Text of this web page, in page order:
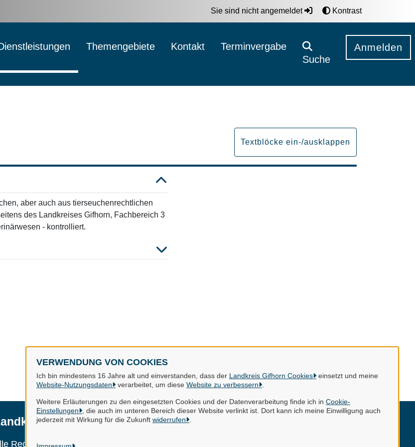
VERWENDUNG VON COOKIES
Ich bin mindestens 16 Jahre alt und einverstanden, dass der Landkreis Gifhorn Cookies
einsetzt und meine
Website-Nutzungsdaten
verarbeitet, um diese Website zu verbessern
Weitere Erläuterungen zu den eingesetzten Cookies und der Datenverarbeitung finde ich in Cookie-
Einstellungen
, die auch im unteren Bereich dieser Website verlinkt ist. Dort kann ich meine Einwilligung auch
jederzeit mit Wirkung für die Zukunft widerrufen
Sie sind nicht angemeldet Kontrast
Themengebiete Kontakt
Terminvergabe
Suche
Anmelden
Textblöcke ein-/ausklappen
aber auch aus tierseuchenrechtlichen
des Landkreises Gifhorn, Fachbereich 3
- kontrolliert.
Gifhorn
Rechte vorbehalten
Impressum